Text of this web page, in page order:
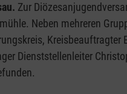
Zur
Neben mehreren
Kreisbeauftragter
Dienststellenleiter